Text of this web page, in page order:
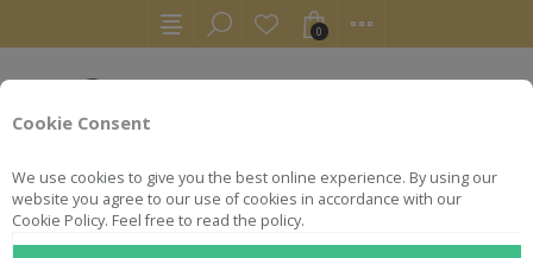
Cookie Consent
We use cookies to give you the best online experience. By using our
website you agree to our use of cookies in accordance with our
Cookie Policy. Feel free to read the policy.
0